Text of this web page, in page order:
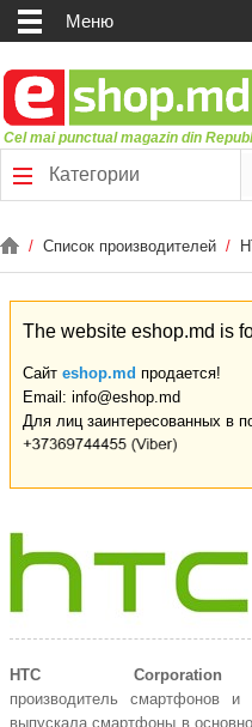
Меню
Cel mai punctual magazin din
Категории
/ Список производителей /
The website eshop.md is
Сайт eshop.md продается!
Email: info@eshop.md
Для лиц заинтересованных в
HTC
производитель смартфонов и
выпускала смартфоны в